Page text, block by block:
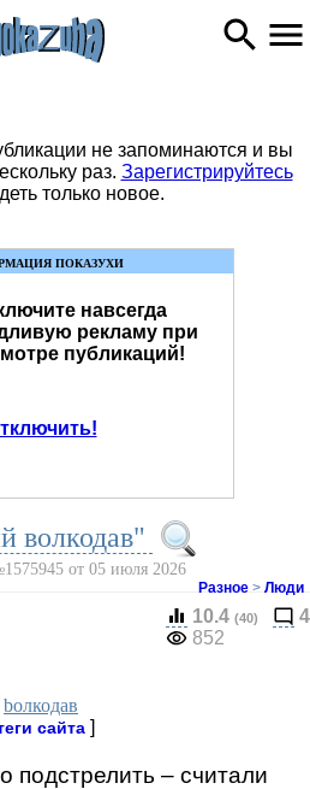
не запоминаются и вы
раз. Зарегистрируйтесь
только новое.
ПОКАЗУХИ
навсегда
рекламу при
публикаций!
волкодав"
от 05 июля 2026
Разное > Люди
10.4 (40)
4
852
bолкодав
сайта ]
подстрелить – считали